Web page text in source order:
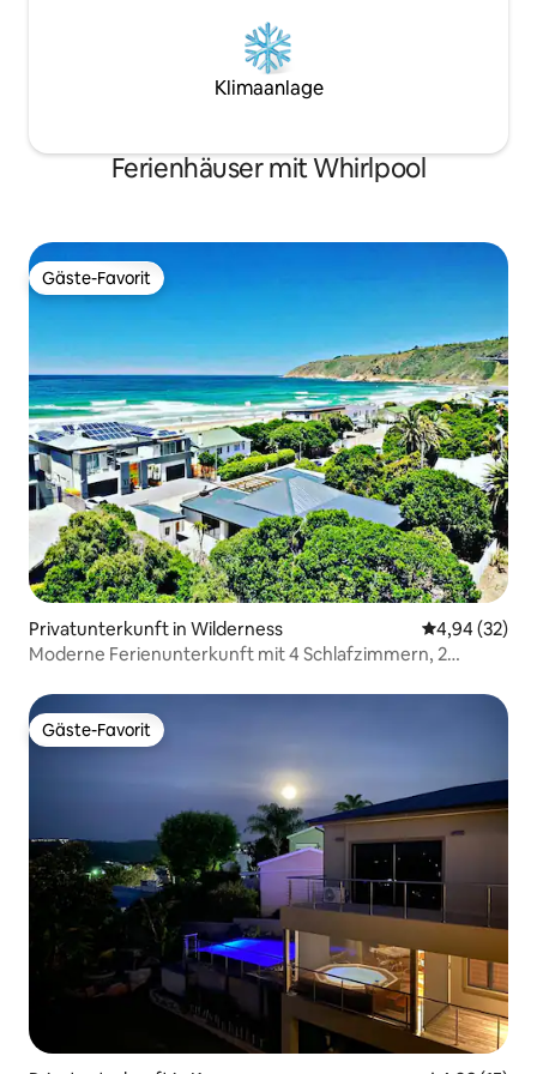
Klimaanlage
Ferienhäuser mit Whirlpool
Gäste-Favorit
Gäste-Favorit
Privatunterkunft in Wilderness
4,94 (32)
Moderne Ferienunterkunft mit 4 Schlafzimmern, 2
Gäste-Favorit
Gäste-Favorit